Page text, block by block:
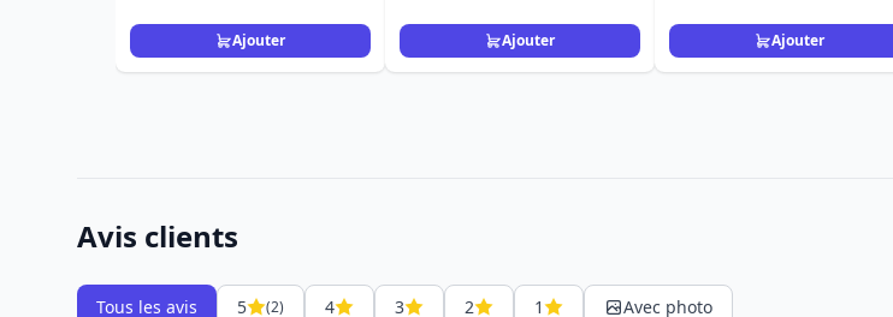
Ajouter Ajouter Ajouter
Avis clients
Tous les avis 5 (2) 4 3 2 1 Avec photo